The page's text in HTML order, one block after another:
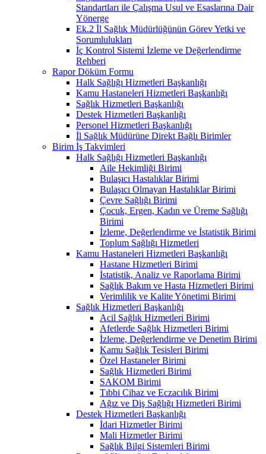
Standartları ile Çalışma Usul ve Esaslarına Dair
Yönerge
Ek.2 İl Sağlık Müdürlüğünün Görev Yetki ve
Sorumlulukları
İç Kontrol Sistemi İzleme ve Değerlendirme
Rehberi
Rapor Döküm Formu
Halk Sağlığı Hizmetleri Başkanlığı
Kamu Hastaneleri Hizmetleri Başkanlığı
Sağlık Hizmetleri Başkanlığı
Destek Hizmetleri Başkanlığı
Personel Hizmetleri Başkanlığı
İl Sağlık Müdürüne Direkt Bağlı Birimler
Birim İş Takvimleri
Halk Sağlığı Hizmetleri Başkanlığı
Aile Hekimliği Birimi
Bulaşıcı Hastalıklar Birimi
Bulaşıcı Olmayan Hastalıklar Birimi
Çevre Sağlığı Birimi
Çocuk, Ergen, Kadın ve Üreme Sağlığı
Birimi
İzleme, Değerlendirme ve İstatistik Birimi
Toplum Sağlığı Hizmetleri
Kamu Hastaneleri Hizmetleri Başkanlığı
Hastane Hizmetleri Birimi
İstatistik, Analiz ve Raporlama Birimi
Sağlık Bakım ve Hasta Hizmetleri Birimi
Verimlilik ve Kalite Yönetimi Birimi
Sağlık Hizmetleri Başkanlığı
Acil Sağlık Hizmetleri Birimi
Afetlerde Sağlık Hizmetleri Birimi
İzleme, Değerlendirme ve Denetim Birimi
Kamu Sağlık Tesisleri Birimi
Özel Hastaneler Birimi
Sağlık Hizmetleri Birimi
SAKOM Birimi
Tıbbi Cihaz ve Eczacılık Birimi
Ağız ve Diş Sağlığı Hizmetleri Birimi
Destek Hizmetleri Başkanlığı
İdari Hizmetler Birimi
Mali Hizmetler Birimi
Sağlık Bilgi Sistemleri Birimi